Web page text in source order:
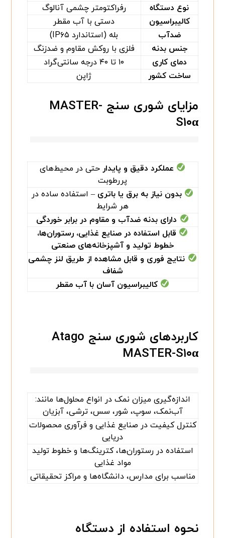
نوع دستگاه
رفراکتومتر چشمی آنالوگ
کالیبراسیون
دستی با آب مقطر
ضدآب
بله (استاندارد IP۶۵)
جنس بدنه
فلزی با روکش مقاوم و ضدزنگ
دمای کاری
۱۰ تا ۴۰ درجه سانتی‌گراد
ساخت کشور
ژاپن
مزایای شوری سنج MASTER-
S۱۰α
عملکرد دقیق و پایدار حتی در محیط‌های
پررطوبت
بدون نیاز به برق یا باتری – استفاده ساده در
هر شرایط
دارای بدنه ضدآب و مقاوم در برابر خوردگی
قابل استفاده در صنایع غذایی، رستوران‌ها،
خطوط تولید و آشپزخانه‌های صنعتی
نتایج فوری و قابل مشاهده از طریق لنز چشمی
شفاف
کالیبراسیون آسان با آب مقطر
کاربردهای شوری سنج Atago
MASTER-S۱۰α
اندازه‌گیری میزان نمک در انواع محلول‌ها مانند:
آب‌نمک، سوپ، شور، سس، ترشی، آبزیان
کنترل کیفیت در صنایع غذایی و فرآوری محصولات
دریایی
استفاده در رستوران‌ها، کترینگ‌ها و خطوط تولید
مواد غذایی
مناسب برای مدارس، دانشگاه‌ها و مراکز تحقیقاتی
نحوه استفاده از دستگاه